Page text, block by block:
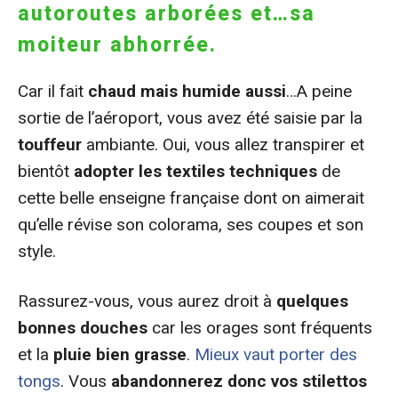
autoroutes arborées et…sa
moiteur abhorrée.
Car il fait chaud mais humide aussi…A peine
sortie de l’aéroport, vous avez été saisie par la
touffeur ambiante. Oui, vous allez transpirer et
bientôt adopter les textiles techniques de
cette belle enseigne française dont on aimerait
qu’elle révise son colorama, ses coupes et son
style.
Rassurez-vous, vous aurez droit à quelques
bonnes douches car les orages sont fréquents
et la pluie bien grasse. Mieux vaut porter des
tongs. Vous abandonnerez donc vos stilettos